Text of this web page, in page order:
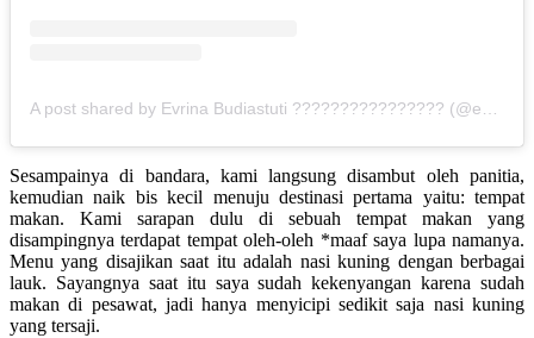
A post shared by Evrina Budiastuti ???????????????? (@evrinasp)
Sesampainya di bandara, kami langsung disambut oleh panitia,
kemudian naik bis kecil menuju destinasi pertama yaitu: tempat
makan. Kami sarapan dulu di sebuah tempat makan yang
disampingnya terdapat tempat oleh-oleh *maaf saya lupa namanya.
Menu yang disajikan saat itu adalah nasi kuning dengan berbagai
lauk. Sayangnya saat itu saya sudah kekenyangan karena sudah
makan di pesawat, jadi hanya menyicipi sedikit saja nasi kuning
yang tersaji.